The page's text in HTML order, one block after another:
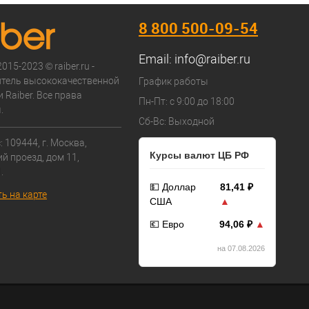
2023 © raiber.ru -
высококачественной
Raiber. Все права
109444, г. Москва,
проезд, дом 11,
на карте
8 800 500-09-54
Email: info@raiber.ru
График работы
Пн-Пт: с 9:00 до 18:00
Сб-Вс: Выходной
Курсы валют ЦБ РФ
💵 Доллар
США
81,41 ₽
▲
💶 Евро 94,06 ₽ ▲
на 07.08.2026